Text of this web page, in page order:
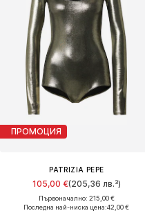
ПРОМОЦИЯ
PATRIZIA PEPE
105,00 €(205,36 лв.³)
Първоначално: 215,00 €
Последна най-ниска цена:42,00 €